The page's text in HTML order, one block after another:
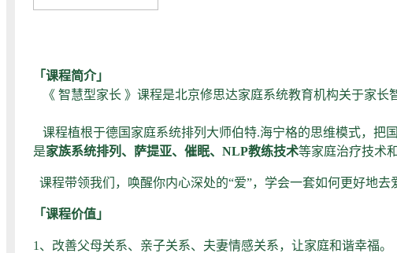
「课程简介」
《 智慧型家长 》课程是北京修思达家庭系统教育机构关于家
课程植根于德国家庭系统排列大师伯特.海宁格的思维模式，把
是家族系统排列、萨提亚、催眠、NLP教练技术等家庭治疗技术
课程带领我们，唤醒你内心深处的“爱”，学会一套如何更好地
「课程价值」
1、改善父母关系、亲子关系、夫妻情感关系，让家庭和谐幸福。